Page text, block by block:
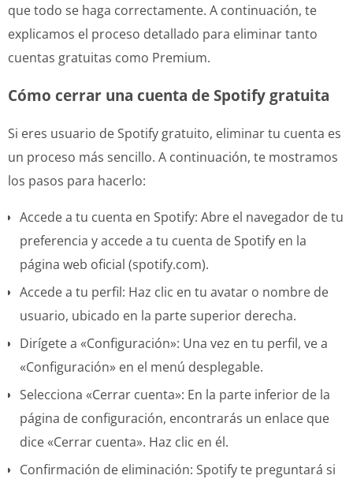
que todo se haga correctamente. A continuación, te
explicamos el proceso detallado para eliminar tanto
cuentas gratuitas como Premium.
Cómo cerrar una cuenta de Spotify gratuita
Si eres usuario de Spotify gratuito, eliminar tu cuenta es
un proceso más sencillo. A continuación, te mostramos
los pasos para hacerlo:
Accede a tu cuenta en Spotify: Abre el navegador de tu
preferencia y accede a tu cuenta de Spotify en la
página web oficial (spotify.com).
Accede a tu perfil: Haz clic en tu avatar o nombre de
usuario, ubicado en la parte superior derecha.
Dirígete a «Configuración»: Una vez en tu perfil, ve a
«Configuración» en el menú desplegable.
Selecciona «Cerrar cuenta»: En la parte inferior de la
página de configuración, encontrarás un enlace que
dice «Cerrar cuenta». Haz clic en él.
Confirmación de eliminación: Spotify te preguntará si